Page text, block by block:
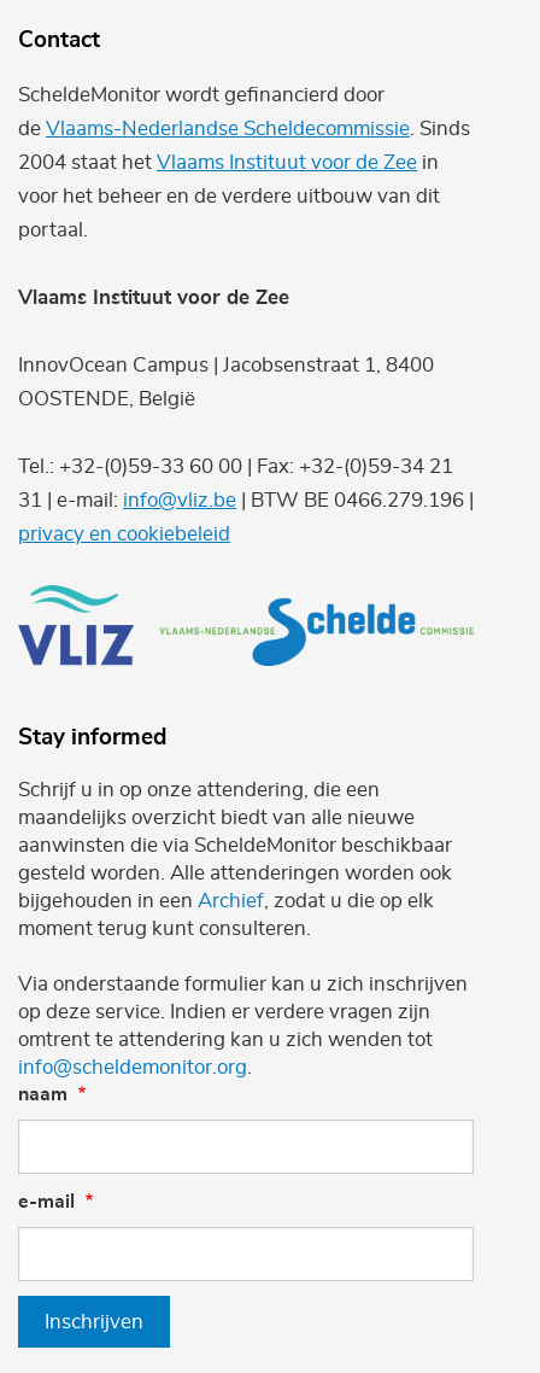
Contact
ScheldeMonitor wordt gefinancierd door
de Vlaams-Nederlandse Scheldecommissie . Sinds
2004 staat het Vlaams Instituut voor de Zee in
voor het beheer en de verdere uitbouw van dit
portaal.
Vlaams Instituut voor de Zee
InnovOcean Campus | Jacobsenstraat 1, 8400
OOSTENDE, België
Tel.: +32-(0)59-33 60 00 | Fax: +32-(0)59-34 21
31 | e-mail: info@vliz.be | BTW BE 0466.279.196 |
privacy en cookiebeleid
Stay informed
Schrijf u in op onze attendering, die een
maandelijks overzicht biedt van alle nieuwe
aanwinsten die via ScheldeMonitor beschikbaar
gesteld worden. Alle attenderingen worden ook
bijgehouden in een Archief , zodat u die op elk
moment terug kunt consulteren.
Via onderstaande formulier kan u zich inschrijven
op deze service. Indien er verdere vragen zijn
omtrent te attendering kan u zich wenden tot
info@scheldemonitor.org
naam
e-mail
Inschrijven